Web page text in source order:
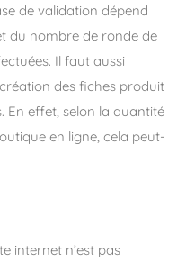
de validation dépend
du nombre de ronde de
Il faut aussi
des fiches produit
En effet, selon la quantité
en ligne, cela peut-
internet n’est pas